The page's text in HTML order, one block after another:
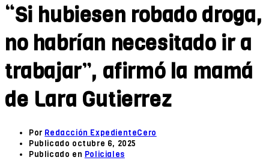
“Si hubiesen robado droga,
no habrían necesitado ir a
trabajar”, afirmó la mamá
de Lara Gutierrez
Por Redacción ExpedienteCero
Publicado octubre 6, 2025
Publicado en Policiales